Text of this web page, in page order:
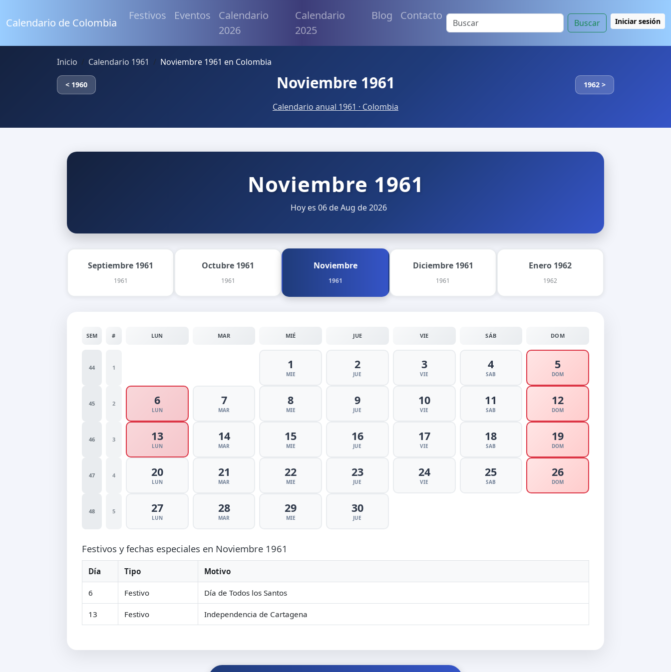
Calendario de Colombia
Festivos Eventos
Calendario
2026
Calendario
2025
Blog Contacto
Buscar Iniciar sesión
Inicio Calendario 1961 Noviembre 1961 en Colombia
< 1960 Noviembre 1961 1962 >
Calendario anual 1961 · Colombia
Noviembre 1961
Hoy es 06 de Aug de 2026
Septiembre 1961
1961
Octubre 1961
1961
Noviembre
1961
Diciembre 1961
1961
Enero 1962
1962
SEM # LUN MAR MIÉ JUE VIE SÁB DOM
44 1 1
MIE
2
JUE
3
VIE
4
SAB
5
DOM
45 2 6
LUN
7
MAR
8
MIE
9
JUE
10
VIE
11
SAB
12
DOM
46 3 13
LUN
14
MAR
15
MIE
16
JUE
17
VIE
18
SAB
19
DOM
47 4 20
LUN
21
MAR
22
MIE
23
JUE
24
VIE
25
SAB
26
DOM
48 5 27
LUN
28
MAR
29
MIE
30
JUE
Festivos y fechas especiales en Noviembre 1961
Día Tipo Motivo
6 Festivo Día de Todos los Santos
13 Festivo Independencia de Cartagena